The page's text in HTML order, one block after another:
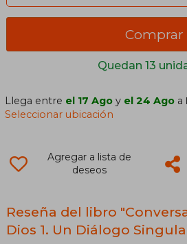
Quedan 13
Comprar
Llega entre el 17 Ago y el 24 Ago a
Seleccionar ubicación
Agregar a lista de
deseos
Reseña del libro
Dios 1. Un Diálogo